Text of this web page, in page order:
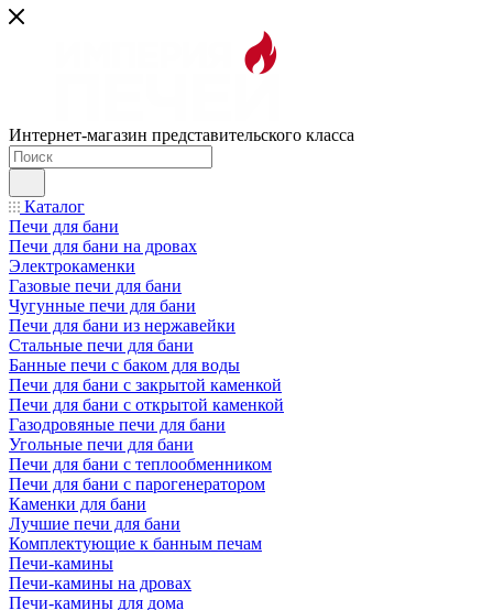
Интернет-магазин представительского класса
Каталог
Печи для бани
Печи для бани на дровах
Электрокаменки
Газовые печи для бани
Чугунные печи для бани
Печи для бани из нержавейки
Стальные печи для бани
Банные печи с баком для воды
Печи для бани с закрытой каменкой
Печи для бани с открытой каменкой
Газодровяные печи для бани
Угольные печи для бани
Печи для бани с теплообменником
Печи для бани с парогенератором
Каменки для бани
Лучшие печи для бани
Комплектующие к банным печам
Печи-камины
Печи-камины на дровах
Печи-камины для дома